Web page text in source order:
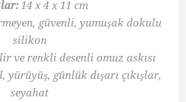
14 x 4 x 11 cm
güvenli, yumuşak dokulu
silikon
ve renkli desenli omuz askısı
yürüyüş, günlük dışarı çıkışlar,
seyahat